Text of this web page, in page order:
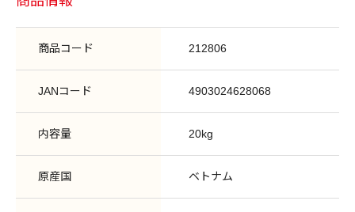
商品コード 212806
JANコード 4903024628068
内容量 20kg
原産国 ベトナム